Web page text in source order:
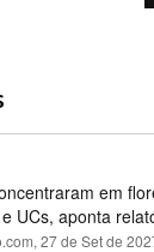
em
UCs, aponta
27 de Set de